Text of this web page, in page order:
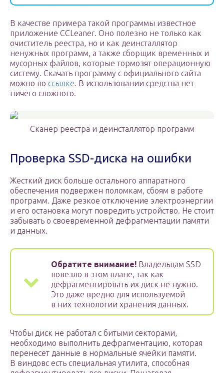
В качестве примера такой программы известное
приложение CCLeaner. Оно полезно не только как
очиститель реестра, но и как деинсталлятор
ненужных программ, а также сборщик временных и
мусорных файлов, которые тормозят операционную
систему. Скачать программу с официального сайта
можно по ссылке. В использовании средства нет
ничего сложного.
Сканер реестра и деинсталлятор программ
Проверка SSD-диска на ошибки
Жесткий диск больше остального аппаратного
обеспечения подвержен поломкам, сбоям в работе
программ. Даже резкое отключение электроэнергии
и его остановка могут повредить устройство. Не стоит
забывать о своевременной дефрагментации памяти
и данных.
Обратите внимание! Владельцам SSD
повезло в этом плане, так как
дефрагментировать их диск не нужно.
Это даже вредно для используемой
в них технологии хранения данных.
Чтобы диск не работал с битыми секторами,
необходимо выполнить дефрагментацию, которая
перенесет данные в нормальные ячейки памяти.
В виндовс есть специальная утилита, способная